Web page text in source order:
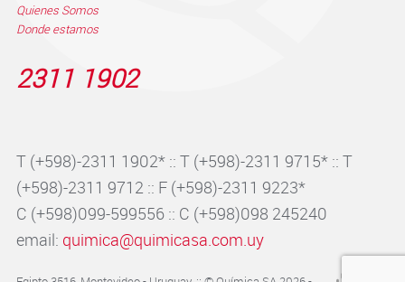
Quienes Somos
Donde estamos
2311 1902
T (+598)-2311 1902* :: T (+598)-2311 9715* :: T
(+598)-2311 9712 :: F (+598)-2311 9223*
C (+598)099-599556 :: C (+598)098 245240
email: quimica@quimicasa.com.uy